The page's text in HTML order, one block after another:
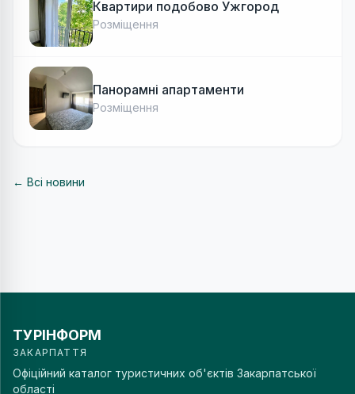
Квартири подобово Ужгород
Розміщення
Панорамні апартаменти
Розміщення
← Всі новини
ТУРІНФОРМ
ЗАКАРПАТТЯ
Офіційний каталог туристичних об'єктів Закарпатської
області